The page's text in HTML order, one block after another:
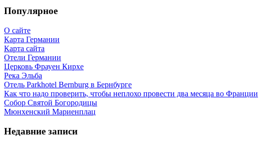
Популярное
О сайте
Карта Германии
Карта сайта
Отели Германии
Церковь Фрауен Кирхе
Река Эльба
Отель Parkhotel Bernburg в Бернбурге
Как что надо проверить, чтобы неплохо провести два месяца во Франции
Собор Святой Богородицы
Мюнхенский Мариенплац
Недавние записи